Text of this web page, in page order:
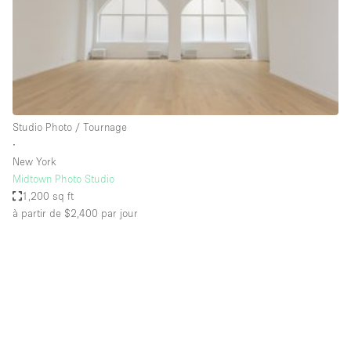
Espace Epuré / Minimaliste
Exposition Véhicules
Internet
Licence Alcool
Mobilier
Parking Privé
Studio Photo / Tournage
∙
New York
Midtown Photo Studio
1,200 sq ft
à partir de $2,400 par jour